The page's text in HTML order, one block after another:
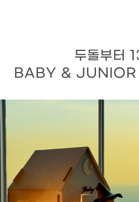
두돌부터
BABY & JUNIOR